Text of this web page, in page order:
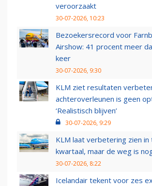
veroorzaakt
30-07-2026, 10:23
Bezoekersrecord voor
Airshow: 41 procent meer
keer
30-07-2026, 9:30
KLM ziet resultaten
achteroverleunen is geen
‘Realistisch blijven’
30-07-2026, 9:29
KLM laat verbetering zien
kwartaal, maar de weg is
30-07-2026, 8:22
Icelandair tekent voor zes